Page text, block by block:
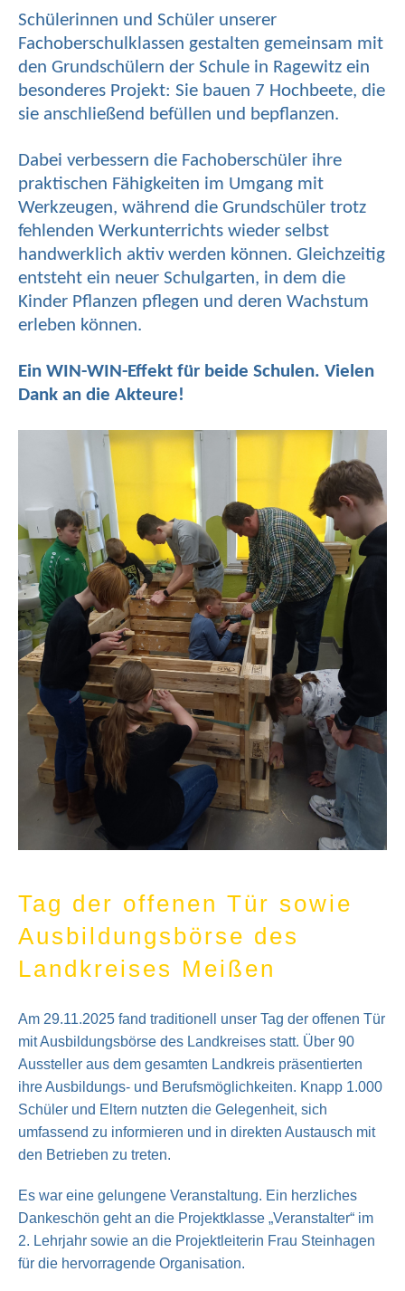
Schülerinnen und Schüler unserer
Fachoberschulklassen gestalten gemeinsam mit
den Grundschülern der Schule in Ragewitz ein
besonderes Projekt: Sie bauen 7 Hochbeete, die
sie anschließend befüllen und bepflanzen.
Dabei verbessern die Fachoberschüler ihre
praktischen Fähigkeiten im Umgang mit
Werkzeugen, während die Grundschüler trotz
fehlenden Werkunterrichts wieder selbst
handwerklich aktiv werden können. Gleichzeitig
entsteht ein neuer Schulgarten, in dem die
Kinder Pflanzen pflegen und deren Wachstum
erleben können.
Ein WIN-WIN-Effekt für beide Schulen. Vielen
Dank an die Akteure!
Tag der offenen Tür sowie
Ausbildungsbörse des
Landkreises Meißen
Am 29.11.2025 fand traditionell unser Tag der offenen Tür
mit Ausbildungsbörse des Landkreises statt. Über 90
Aussteller aus dem gesamten Landkreis präsentierten
ihre Ausbildungs- und Berufsmöglichkeiten. Knapp 1.000
Schüler und Eltern nutzten die Gelegenheit, sich
umfassend zu informieren und in direkten Austausch mit
den Betrieben zu treten.
Es war eine gelungene Veranstaltung. Ein herzliches
Dankeschön geht an die Projektklasse „Veranstalter“ im
2. Lehrjahr sowie an die Projektleiterin Frau Steinhagen
für die hervorragende Organisation.